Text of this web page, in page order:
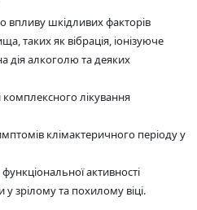
впливу шкідливих факторів
таких як вібрація, іонізуюче
дія алкоголю та деяких
лікування
клімактеричного періоду у
активності
у зрілому та похилому віці.